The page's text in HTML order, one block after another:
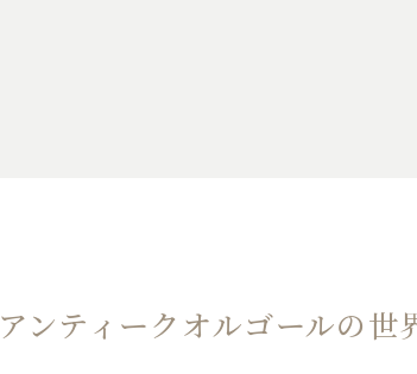
アンティークオルゴールの世